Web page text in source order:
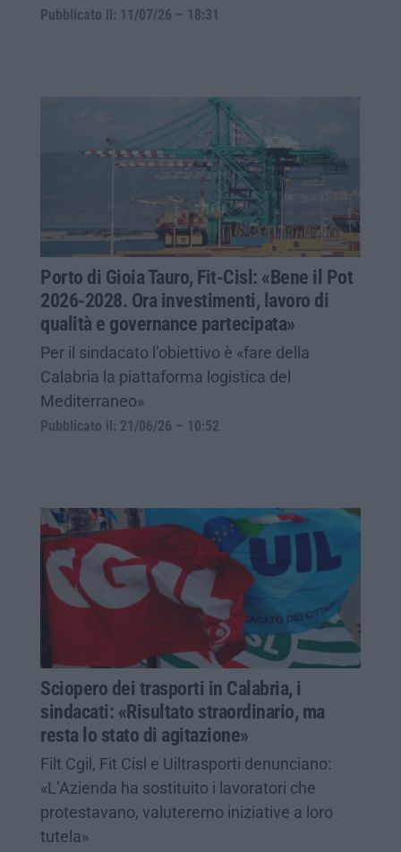
Pubblicato il: 11/07/26 – 18:31
Porto di Gioia Tauro, Fit-Cisl: «Bene il Pot
2026-2028. Ora investimenti, lavoro di
qualità e governance partecipata»
Per il sindacato l’obiettivo è «fare della
Calabria la piattaforma logistica del
Mediterraneo»
Pubblicato il: 21/06/26 – 10:52
Sciopero dei trasporti in Calabria, i
sindacati: «Risultato straordinario, ma
resta lo stato di agitazione»
Filt Cgil, Fit Cisl e Uiltrasporti denunciano:
«L’Azienda ha sostituito i lavoratori che
protestavano, valuteremo iniziative a loro
tutela»